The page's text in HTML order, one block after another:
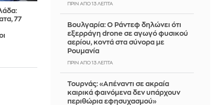
77
ΠΡΙΝ ΑΠΌ 13 ΛΕΠΤΆ
Βουλγαρία: Ο Ράντεφ δηλώνει ότι
εξερράγη drone σε αγωγό φυσικού
αερίου, κοντά στα σύνορα με
Ρουμανία
ΠΡΙΝ ΑΠΌ 13 ΛΕΠΤΆ
Τουρνάς: «Απέναντι σε ακραία
καιρικά φαινόμενα δεν υπάρχουν
περιθώρια εφησυχασμού»